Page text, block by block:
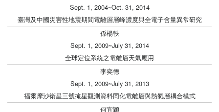
Sept. 1, 2004~Oct. 31, 2014
臺灣及中國災害性地震期間電離層層峰濃度與全電子含量異常研究
孫楊軼
Sept. 1, 2009~July 31, 2014
全球定位系統之電離層天氣應用
李奕德
Sept. 1, 2009~July 31, 2013
福爾摩沙衛星三號掩星觀測資料同化電離層與熱氣層耦合模式
何宜穎